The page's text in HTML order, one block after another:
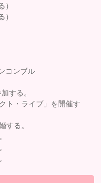
コンブル
する。
ト・ライブ」を開催す
する。